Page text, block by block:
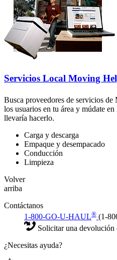
Servicios Local Moving
Busca proveedores de servicios
los usuarios en tu área y múdate
llevaría hacerlo.
Carga y descarga
Empaque y desempacado
Conducción
Limpieza
Volver
arriba
Contáctanos
1-800-GO-U-HAUL® (1-
Solicitar una devolución
¿Necesitas ayuda?